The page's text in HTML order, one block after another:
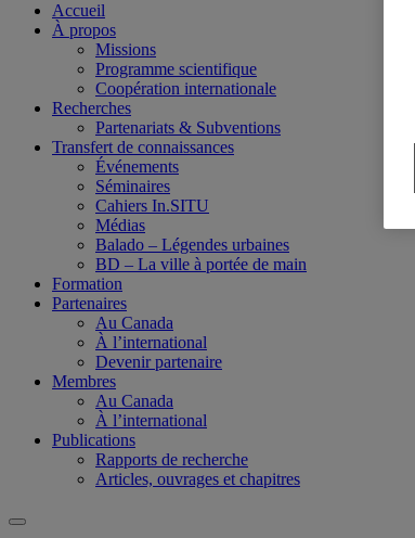
Accueil
À propos
Missions
Programme scientifique
Coopération internationale
Recherches
Partenariats & Subventions
Transfert de connaissances
Événements
Séminaires
Cahiers In.SITU
Médias
Balado – Légendes urbaines
BD – La ville à portée de main
Formation
Partenaires
Au Canada
À l’international
Devenir partenaire
Membres
Au Canada
À l’international
Publications
Rapports de recherche
Articles, ouvrages et chapitres